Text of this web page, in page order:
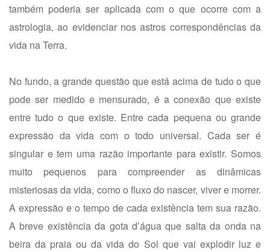
também poderia ser aplicada com o que ocorre com a
astrologia, ao evidenciar nos astros correspondências da
vida na Terra.
No fundo, a grande questão que está acima de tudo o que
pode ser medido e mensurado, é a conexão que existe
entre tudo o que existe. Entre cada pequena ou grande
expressão da vida com o todo universal. Cada ser é
singular e tem uma razão importante para existir. Somos
muito pequenos para compreender as dinâmicas
misteriosas da vida, como o fluxo do nascer, viver e morrer.
A expressão e o tempo de cada existência tem sua razão.
A breve existência da gota d’água que salta da onda na
beira da praia ou da vida do Sol que vai explodir luz e